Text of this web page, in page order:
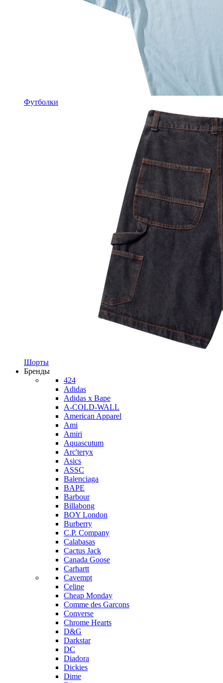
Футболки
Шорты
Бренды
424
Adidas
Adidas x Bape
A-COLD-WALL
American Apparel
Ami
Amiri
Aquascutum
Arc'teryx
Asics
ASSC
Balenciaga
BAPE
Barbour
Billabong
BOY London
Burberry
C.P. Company
Calabasas
Cactus Jack
Canada Goose
Carhartt
Cavempt
Celine
Cheap Monday
Comme des Garcons
Converse
Chrome Hearts
D&G
Darkstar
DC
Diadora
Dickies
Dime